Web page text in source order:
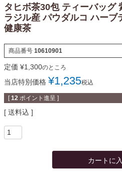
タヒボ茶30包 ティーバッグ
ラジル産 パウダルコ ハーブ
健康茶
商品番号 10610901
定価 ¥1,300のところ
当店特別価格 ¥1,235税込
[ 12 ポイント進呈 ]
送料込
カートに